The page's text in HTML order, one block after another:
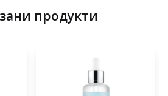
продукти